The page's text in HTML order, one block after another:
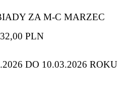
ZA M-C MARZEC
PLN
DO 10.03.2026 ROKU